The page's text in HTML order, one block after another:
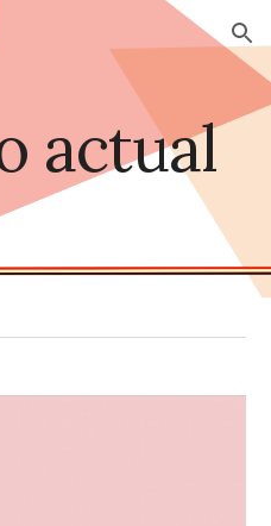
Skip to navigation
actual